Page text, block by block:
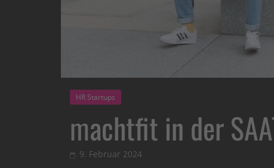
HR Startups
machtfit in der
9. Februar 2024